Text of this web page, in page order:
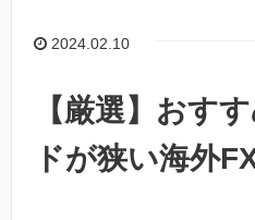
2024.02.10
【厳選】おす
ドが狭い海外